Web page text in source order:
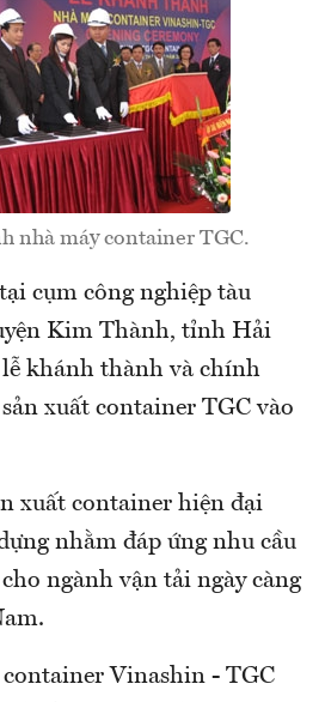
nhà máy container TGC.
cụm công nghiệp tàu
Kim Thành, tỉnh Hải
khánh thành và chính
xuất container TGC vào
xuất container hiện đại
nhằm đáp ứng nhu cầu
ngành vận tải ngày càng
Vinashin - TGC